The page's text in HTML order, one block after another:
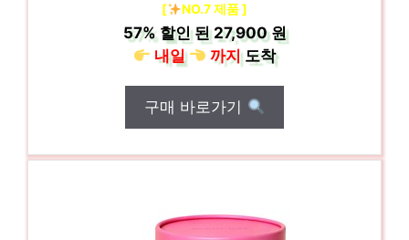
[ NO.7 제품 ]
57%할인 된27,900 원
내일
까지도착
구매 바로가기